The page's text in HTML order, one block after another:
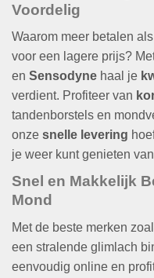
Voordelig
Waarom meer betalen
voor een lagere prijs?
en Sensodyne haal je
verdient. Profiteer van
tandenborstels en
onze snelle levering
je weer kunt genieten
Snel en Makkelijk
Mond
Met de beste merken
een stralende glimlach
eenvoudig online en